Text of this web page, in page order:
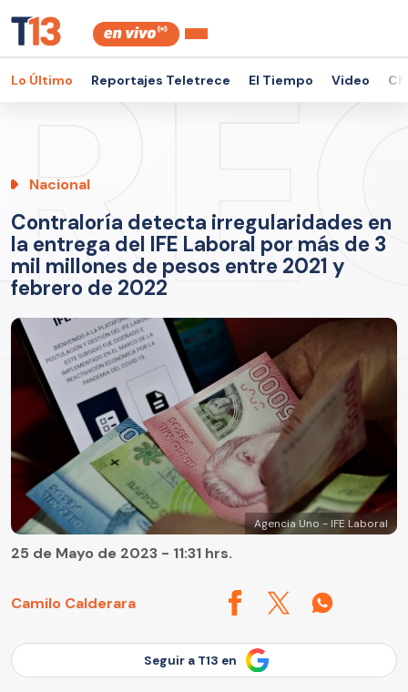
Lo Último Reportajes Teletrece El Tiempo Video
Nacional
Contraloría detecta irregularidades en
la entrega del IFE Laboral por más de 3
mil millones de pesos entre 2021 y
febrero de 2022
Agencia Uno - IFE Laboral
Camilo Calderara
25 de Mayo de 2023 - 11:31 hrs.
Seguir a T13 en